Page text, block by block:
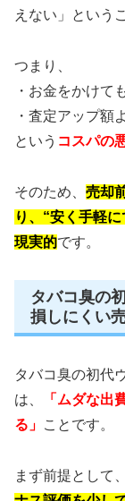
えない」という
つまり、
・お金をかけて
・査定アップ額
という コスパの
そのため、 売却
り、“安く手軽
現実的です。
タバコ臭の
損しにくい
タバコ臭の初代
は、
「ムダな出
る」 ことです。
まず前提として、